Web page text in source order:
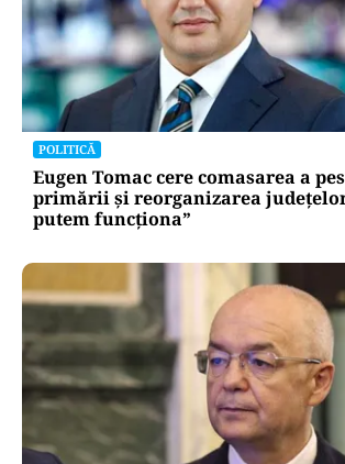
POLITICĂ
Eugen Tomac cere comasarea a
primării și reorganizarea
putem funcționa”